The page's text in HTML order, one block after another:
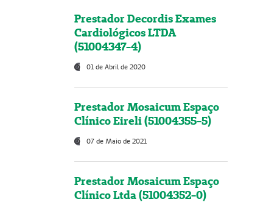
Prestador Decordis Exames
Cardiológicos LTDA
(51004347-4)
01 de Abril de 2020
Prestador Mosaicum Espaço
Clínico Eireli (51004355-5)
07 de Maio de 2021
Prestador Mosaicum Espaço
Clínico Ltda (51004352-0)